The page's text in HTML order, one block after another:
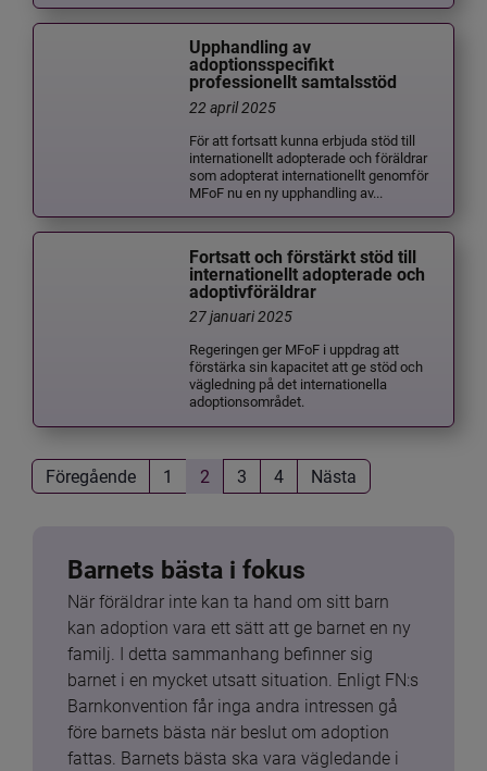
Upphandling av
adoptionsspecifikt
professionellt samtalsstöd
22 april 2025
För att fortsatt kunna erbjuda stöd till
internationellt adopterade och föräldrar
som adopterat internationellt genomför
MFoF nu en ny upphandling av...
Fortsatt och förstärkt stöd till
internationellt adopterade och
adoptivföräldrar
27 januari 2025
Regeringen ger MFoF i uppdrag att
förstärka sin kapacitet att ge stöd och
vägledning på det internationella
adoptionsområdet.
Föregående 1 2 3 4 Nästa
Barnets bästa i fokus
När föräldrar inte kan ta hand om sitt barn
kan adoption vara ett sätt att ge barnet en ny
familj. I detta sammanhang befinner sig
barnet i en mycket utsatt situation. Enligt FN:s
Barnkonvention får inga andra intressen gå
före barnets bästa när beslut om adoption
fattas. Barnets bästa ska vara vägledande i